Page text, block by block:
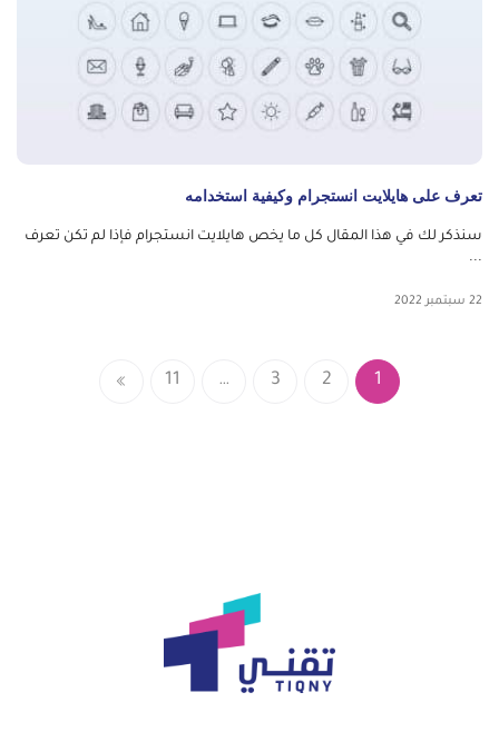
تعرف على هايلايت انستجرام وكيفية استخدامه
سنذكر لك في هذا المقال كل ما يخص هايلايت انستجرام فإذا لم تكن تعرف
...
22 سبتمبر 2022
1
2
3
…
11